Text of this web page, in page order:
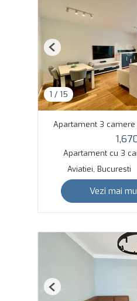
1 / 15
Previous
Apartament 3 camere
Apartament cu 3
Aviatiei, Bucuresti
Vezi mai
Previous